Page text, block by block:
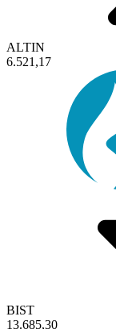
ALTIN
6.521,17
BIST
13.685,30